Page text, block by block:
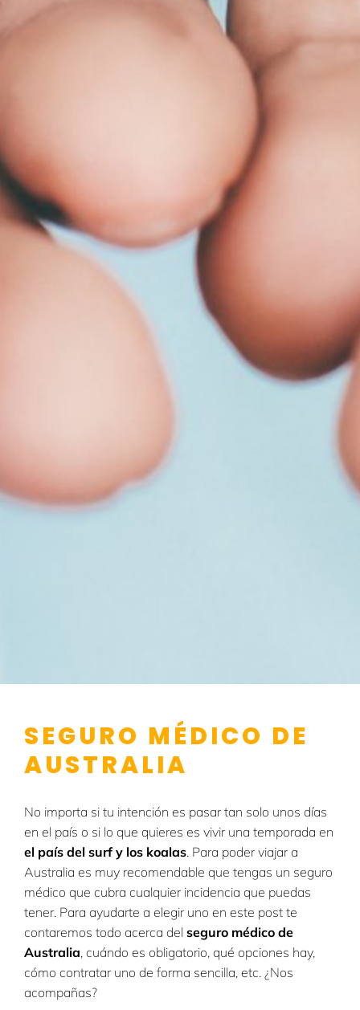
SEGURO MÉDICO DE
AUSTRALIA
No importa si tu intención es pasar tan solo unos días
en el país o si lo que quieres es vivir una temporada en
el país del surf y los koalas. Para poder viajar a
Australia es muy recomendable que tengas un seguro
médico que cubra cualquier incidencia que puedas
tener. Para ayudarte a elegir uno en este post te
contaremos todo acerca del seguro médico de
Australia, cuándo es obligatorio, qué opciones hay,
cómo contratar uno de forma sencilla, etc. ¿Nos
acompañas?